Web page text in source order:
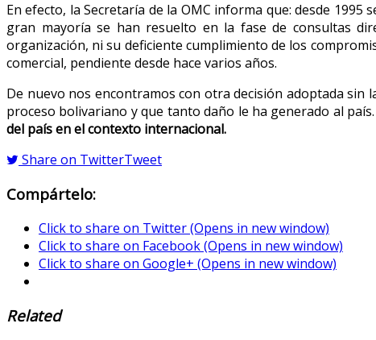
En efecto, la Secretaría de la OMC informa que: desde
gran mayoría se han resuelto en la fase de consultas
organización, ni su deficiente cumplimiento de los
comercial, pendiente desde hace varios años.
De nuevo nos encontramos con otra decisión adoptada sin
proceso bolivariano y que tanto daño le ha generado al país.
del país en el contexto internacional.
Share on TwitterTweet
Compártelo:
Click to share on Twitter (Opens in new window)
Click to share on Facebook (Opens in new window)
Click to share on Google+ (Opens in new window)
Related